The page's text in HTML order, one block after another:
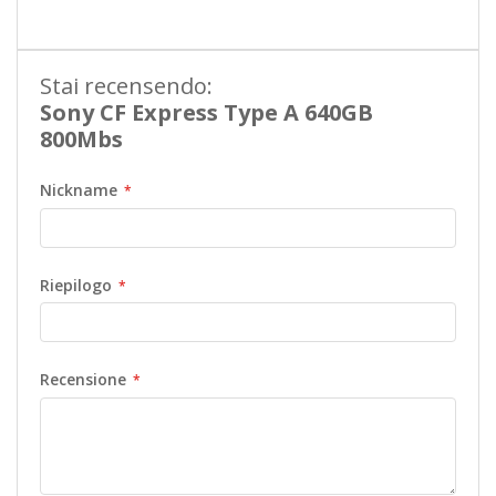
Stai recensendo:
Sony CF Express Type A 640GB
800Mbs
Nickname
Riepilogo
Recensione